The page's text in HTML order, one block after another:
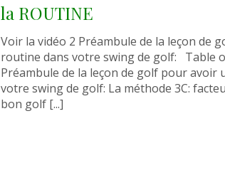
la ROUTINE
Voir la vidéo 2 Préambule de la leçon de
routine dans votre swing de golf: Table
Préambule de la leçon de golf pour avoir
votre swing de golf: La méthode 3C:
bon golf [...]